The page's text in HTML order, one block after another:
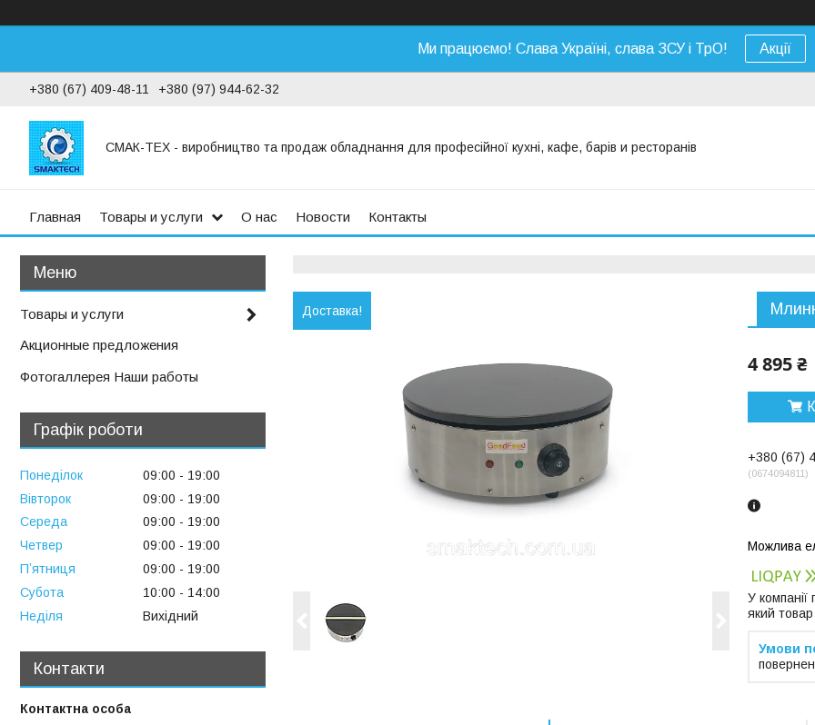
Ми працюємо! Слава Україні, слава ЗСУ і ТрО! Акції
+380 (67) 409-48-11 +380 (97) 944-62-32
СМАК-ТЕХ - виробництво та продаж обладнання для професійної кухні, кафе, барів и ресторанів
Главная Товары и услуги О нас Новости Контакты
Доставка!
4 895 ₴
+380 (67)
0674094811
У
який
Товары и услуги
Акционные предложения
Фотогаллерея Наши работы
Графік роботи
Понеділок 09:00
19:00
Вівторок
09:00
19:00
Середа
09:00
19:00
Четвер
09:00
19:00
Пʼятниця
09:00
19:00
Субота
10:00
14:00
Неділя
Вихідний
Контакти